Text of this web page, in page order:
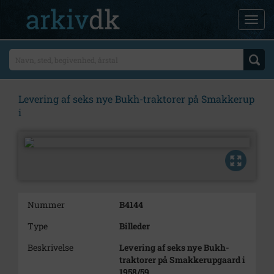
Levering af seks nye Bukh-traktorer på Smakkerup
i
Nummer
B4144
Type
Billeder
Beskrivelse
Levering af seks nye Bukh-
traktorer på Smakkerupgaard i